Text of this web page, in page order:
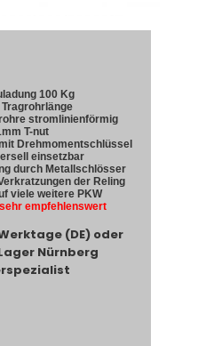
100 Kg
Tragrohrlänge
stromlinienförmig
T-nut
Drehmomentschlüssel
einsetzbar
durch Metallschlösser
der Reling
viele weitere PKW
sehr empfehlenswert
(DE) oder
Nürnberg